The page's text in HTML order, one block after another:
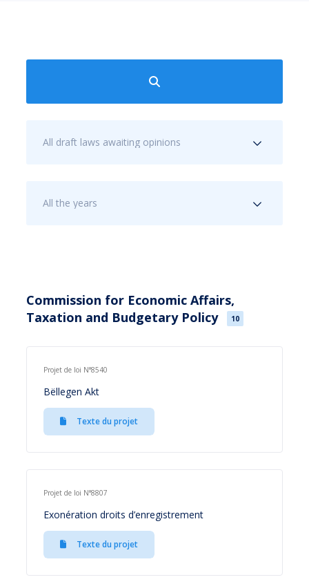
All draft laws awaiting opinions
All the years
Commission for Economic Affairs,
Taxation and Budgetary Policy
10
Projet de loi N°8540
Bëllegen Akt
Texte du projet
Projet de loi N°8807
Exonération droits d’enregistrement
Texte du projet